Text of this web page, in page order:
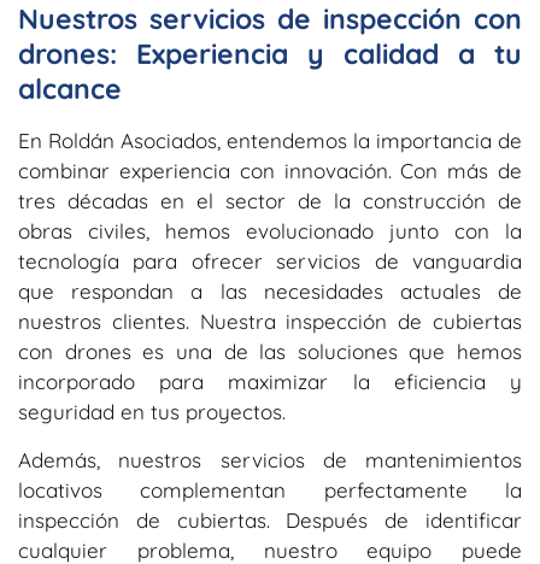
Nuestros servicios de inspección con
drones: Experiencia y calidad a tu
alcance
En Roldán Asociados, entendemos la importancia de
combinar experiencia con innovación. Con más de
tres décadas en el sector de la construcción de
obras civiles, hemos evolucionado junto con la
tecnología para ofrecer servicios de vanguardia
que respondan a las necesidades actuales de
nuestros clientes. Nuestra inspección de cubiertas
con drones es una de las soluciones que hemos
incorporado para maximizar la eficiencia y
seguridad en tus proyectos.
Además, nuestros servicios de mantenimientos
locativos complementan perfectamente la
inspección de cubiertas. Después de identificar
cualquier problema, nuestro equipo puede